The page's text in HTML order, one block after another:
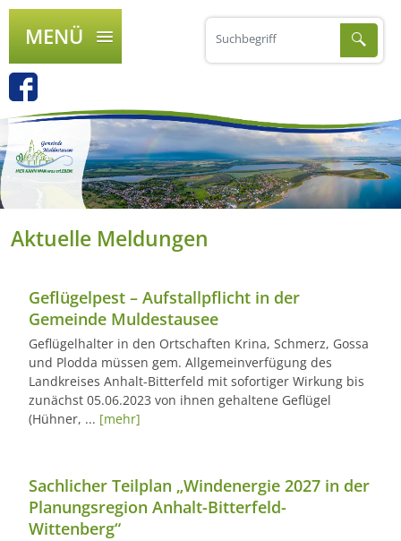
MENÜ
Aktuelle Meldungen
Geflügelpest – Aufstallpflicht in der
Gemeinde Muldestausee
Geflügelhalter in den Ortschaften Krina, Schmerz, Gossa
und Plodda müssen gem. Allgemeinverfügung des
Landkreises Anhalt-Bitterfeld mit sofortiger Wirkung bis
zunächst 05.06.2023 von ihnen gehaltene Geflügel
(Hühner, ... [mehr]
Sachlicher Teilplan „Windenergie 2027 in der
Planungsregion Anhalt-Bitterfeld-
Wittenberg“